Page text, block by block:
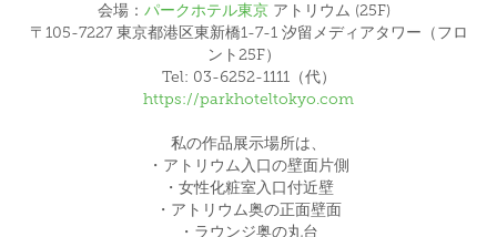
会場： パークホテル東京 アトリウム (25F)
〒105-7227 東京都港区東新橋1-7-1 汐留メディアタワー（フロ
ント25F）
Tel: 03-6252-1111（代）
https://parkhoteltokyo.com
私の作品展示場所は、
・アトリウム入口の壁面片側
・女性化粧室入口付近壁
・アトリウム奥の正面壁面
・ラウンジ奥の丸台